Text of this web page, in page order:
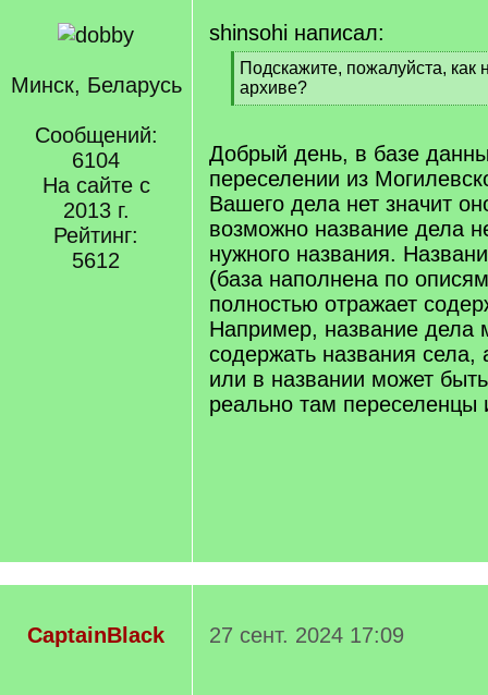
Минск, Беларусь
Сообщений:
6104
На сайте с
2013 г.
Рейтинг:
5612
shinsohi написал:
[
q
]
Подскажите, пожалуйста, как
архиве?
[
q
]
Добрый день, в базе
переселении из
Вашего дела нет значит
возможно название дела
нужного названия.
(база наполнена по
полностью отражает
Например, название дела
содержать названия села,
или в названии может
реально там переселенцы
CaptainBlack 27 сент. 2024 17:09